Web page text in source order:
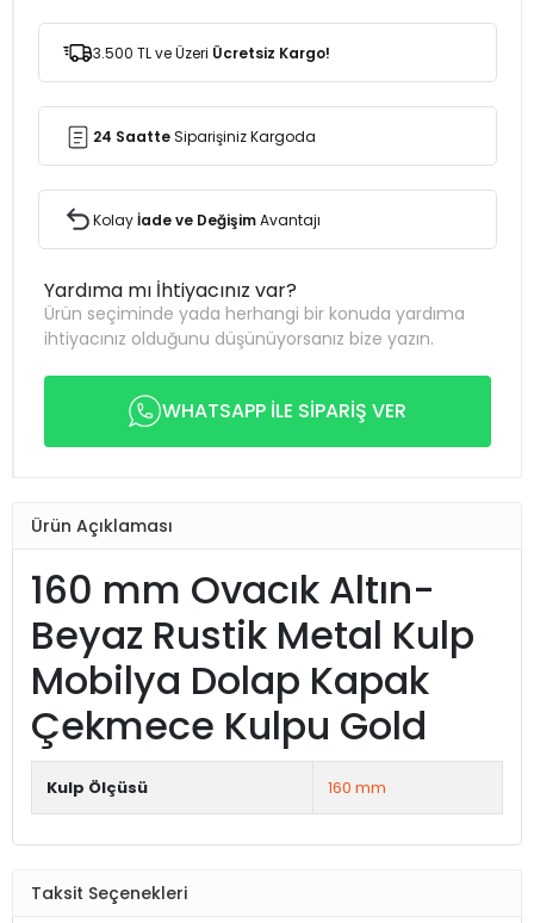
3.500 TL ve Üzeri Ücretsiz Kargo!
24 SaatteSiparişiniz Kargoda
Kolayİade ve DeğişimAvantajı
Yardıma mı İhtiyacınız var?
Ürün seçiminde yada herhangi bir konuda yardıma
ihtiyacınız olduğunu düşünüyorsanız bize yazın.
WHATSAPP İLE SİPARİŞ VER
Ürün Açıklaması
160 mm Ovacık Altın-
Beyaz Rustik Metal Kulp
Mobilya Dolap Kapak
Çekmece Kulpu Gold
Kulp Ölçüsü 160 mm
Taksit Seçenekleri